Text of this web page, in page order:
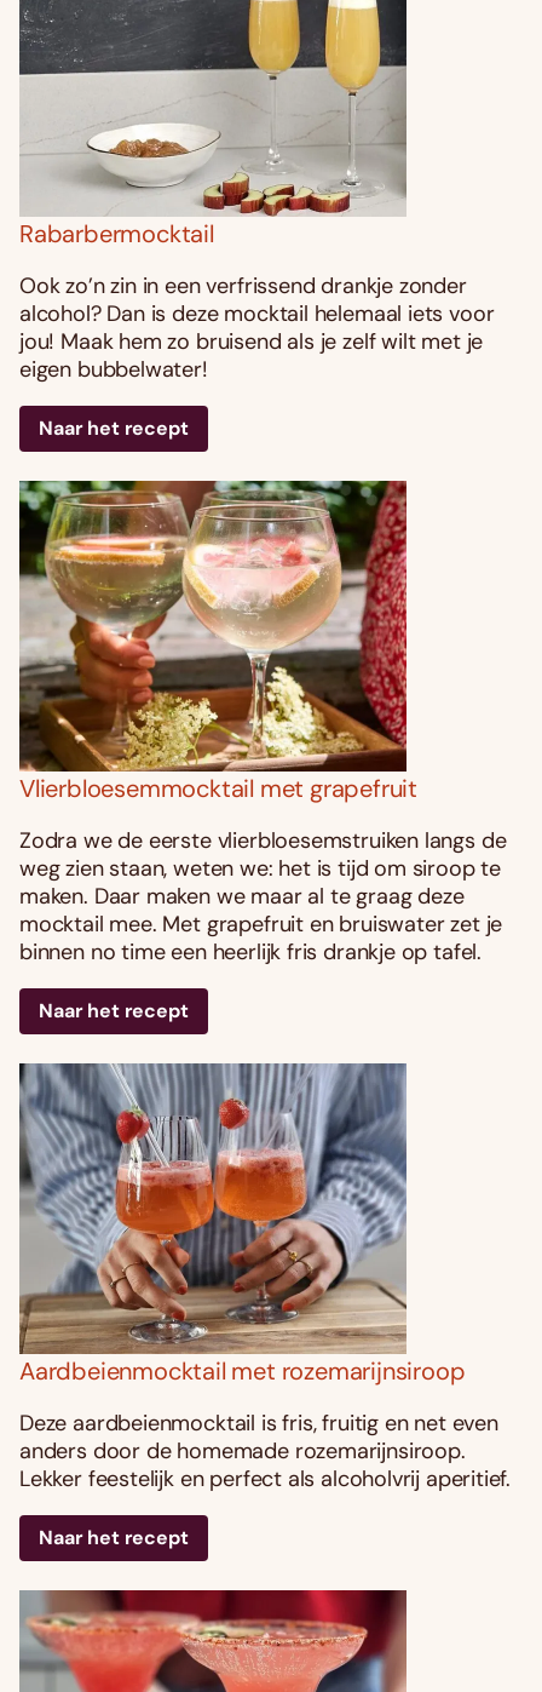
Rabarbermocktail
Ook zo’n zin in een verfrissend drankje zonder
alcohol? Dan is deze mocktail helemaal iets voor
jou! Maak hem zo bruisend als je zelf wilt met je
eigen bubbelwater!
Naar het recept
Vlierbloesemmocktail met grapefruit
Zodra we de eerste vlierbloesemstruiken langs de
weg zien staan, weten we: het is tijd om siroop te
maken. Daar maken we maar al te graag deze
mocktail mee. Met grapefruit en bruiswater zet je
binnen no time een heerlijk fris drankje op tafel.
Naar het recept
Aardbeienmocktail met rozemarijnsiroop
Deze aardbeienmocktail is fris, fruitig en net even
anders door de homemade rozemarijnsiroop.
Lekker feestelijk en perfect als alcoholvrij aperitief.
Naar het recept